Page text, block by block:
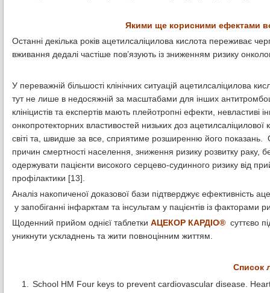
Якими ще корисними ефектами
Останні декілька років ацетилсаліцилова кислота переживає
вживання дедалі частіше пов’язують із зниженням ризику
У переважній більшості клінічних ситуацій ацетилсаліцилова
тут не лише в недосяжній за масштабами для інших
клініцистів та експертів мають плейотропні ефекти,
онкопротекторних властивостей низьких доз
світі та, швидше за все, сприятиме розширенню його показань.
причин смертності населення, зниження ризику розвитку раку,
одержувати пацієнти високого серцево-судинного ризику від
профілактики [13].
Аналіз накопиченої доказової бази підтверджує ефективність
у запобіганні інфарктам та інсультам у пацієнтів із
Щоденний прийом однієї таблетки АЦЕКОР КАРДІО® суттєво
уникнути ускладнень та жити повноцінним життям.
Список
School HM Four keys to prevent cardiovascular disease.